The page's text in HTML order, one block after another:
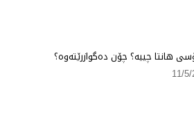
هانتا چییە؟ چۆن دەگوازرێتەوە؟
11/5/